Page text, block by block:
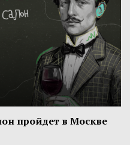
пройдет в Москве